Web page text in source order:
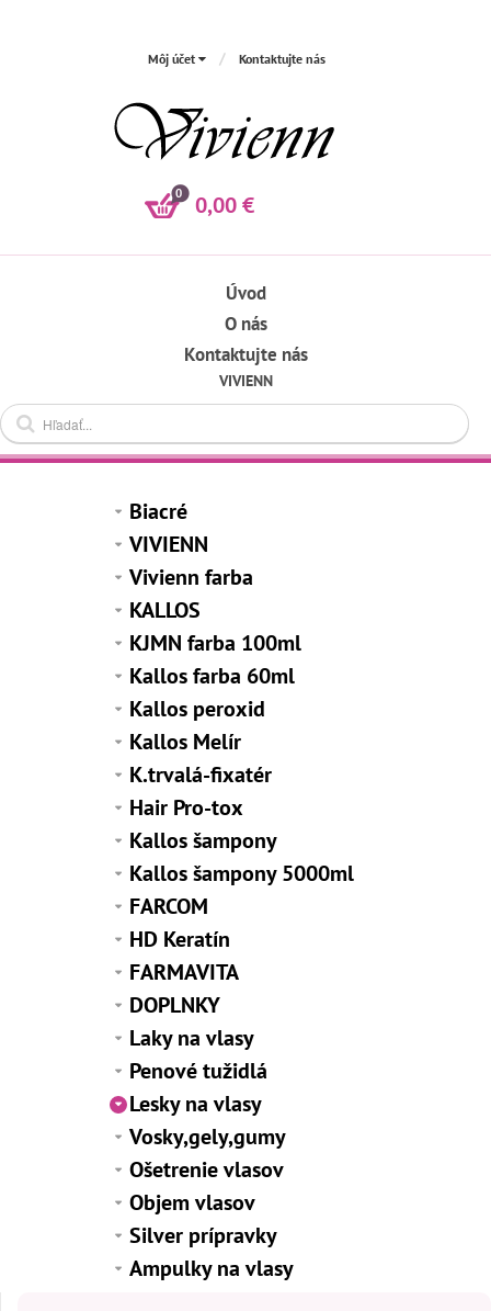
Môj účet Kontaktujte nás
0 0,00 €
Úvod
O nás
Kontaktujte nás
VIVIENN
Biacré
VIVIENN
Vivienn farba
KALLOS
KJMN farba 100ml
Kallos farba 60ml
Kallos peroxid
Kallos Melír
K.trvalá-fixatér
Hair Pro-tox
Kallos šampony
Kallos šampony 5000ml
FARCOM
HD Keratín
FARMAVITA
DOPLNKY
Laky na vlasy
Penové tužidlá
Lesky na vlasy
Vosky,gely,gumy
Ošetrenie vlasov
Objem vlasov
Silver prípravky
Ampulky na vlasy